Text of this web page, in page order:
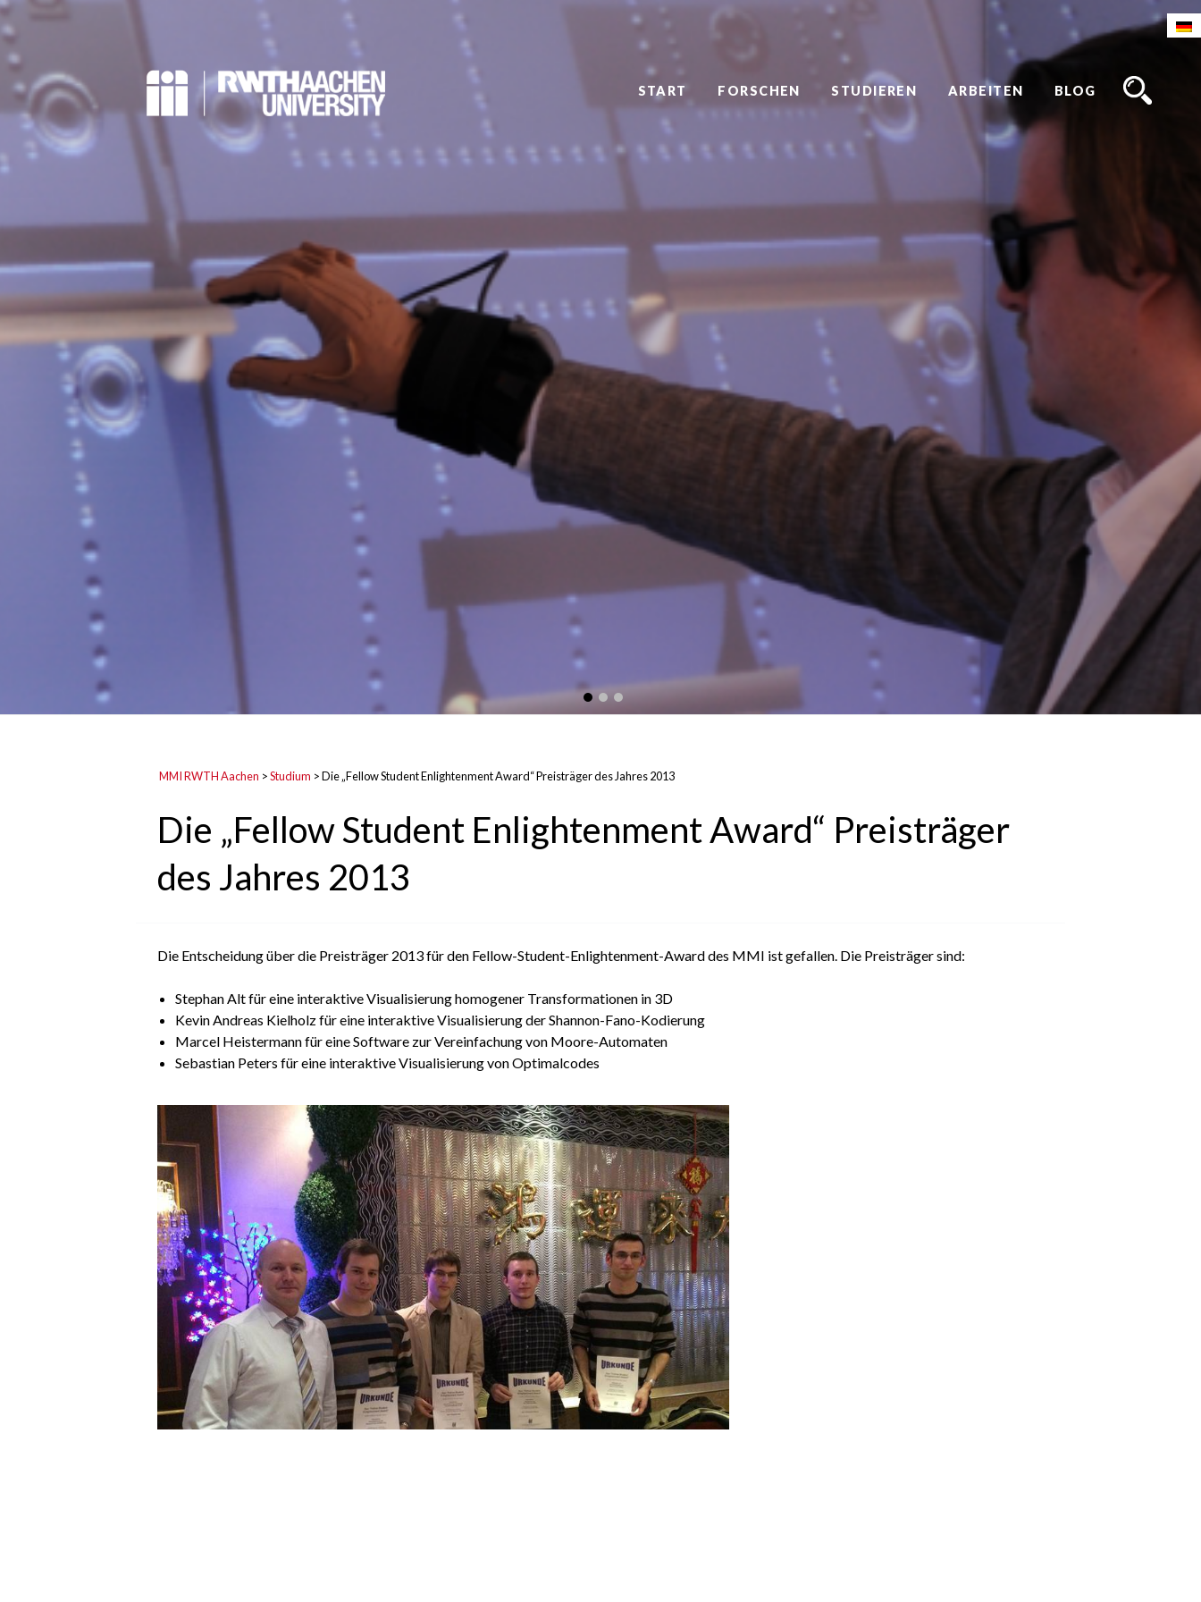
START FORSCHEN STUDIEREN ARBEITEN BLOG
MMI RWTH Aachen >Studium >Die „Fellow Student Enlightenment Award“ Preisträger des Jahres 2013
Die „Fellow Student Enlightenment Award“ Preisträger
des Jahres 2013
Die Entscheidung über die Preisträger 2013 für den Fellow-Student-Enlightenment-Award des MMI ist gefallen. Die Preisträger sind:
Stephan Alt für eine interaktive Visualisierung homogener Transformationen in 3D
Kevin Andreas Kielholz für eine interaktive Visualisierung der Shannon-Fano-Kodierung
Marcel Heistermann für eine Software zur Vereinfachung von Moore-Automaten
Sebastian Peters für eine interaktive Visualisierung von Optimalcodes